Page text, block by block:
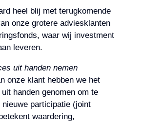
heel blij met terugkomende
onze grotere adviesklanten
waar wij investment
leveren.
uit handen nemen
onze klant hebben we het
handen genomen om te
nieuwe participatie (joint
waardering,